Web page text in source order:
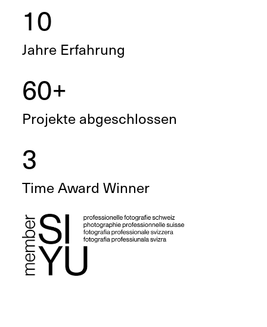
10
Jahre Erfahrung
60+
Projekte abgeschlossen
3
Time Award Winner